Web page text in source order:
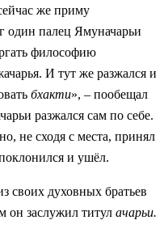
же приму
один палец Ямуначарьи
философию
И тут же разжался и
бхакти», – пообещал
разжался сам по себе.
не сходя с места, принял
и ушёл.
своих духовных братьев
он заслужил титул ачарьи.